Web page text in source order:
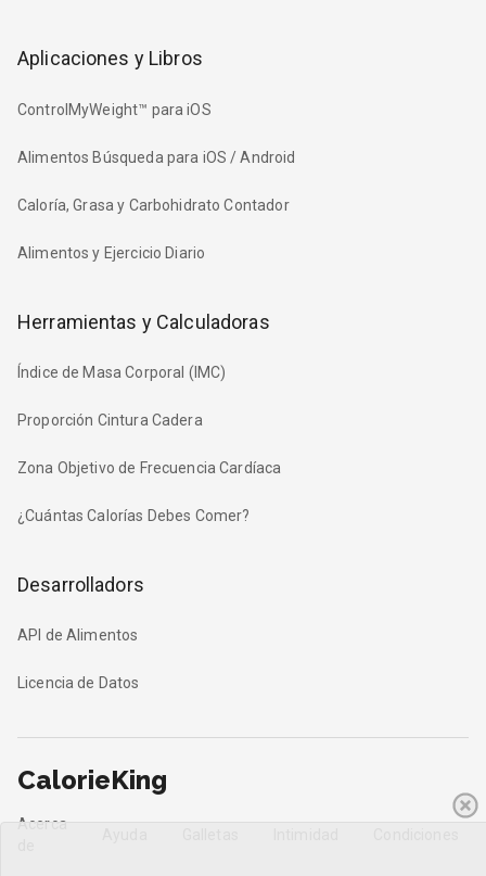
Aplicaciones y Libros
ControlMyWeight™ para iOS
Alimentos Búsqueda para iOS / Android
Caloría, Grasa y Carbohidrato Contador
Alimentos y Ejercicio Diario
Herramientas y Calculadoras
Índice de Masa Corporal (IMC)
Proporción Cintura Cadera
Zona Objetivo de Frecuencia Cardíaca
¿Cuántas Calorías Debes Comer?
Desarrolladors
API de Alimentos
Licencia de Datos
CalorieKing
Acerca